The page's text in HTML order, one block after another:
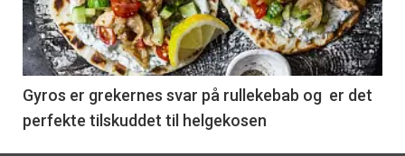
nå
-
6
Gyros er grekernes svar på rullekebab og er det
perfekte tilskuddet til helgekosen